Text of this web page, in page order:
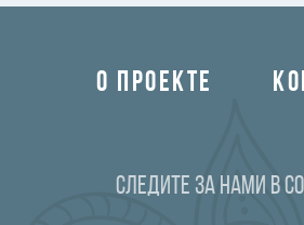
О ПРОЕКТЕ
Следите за нами в